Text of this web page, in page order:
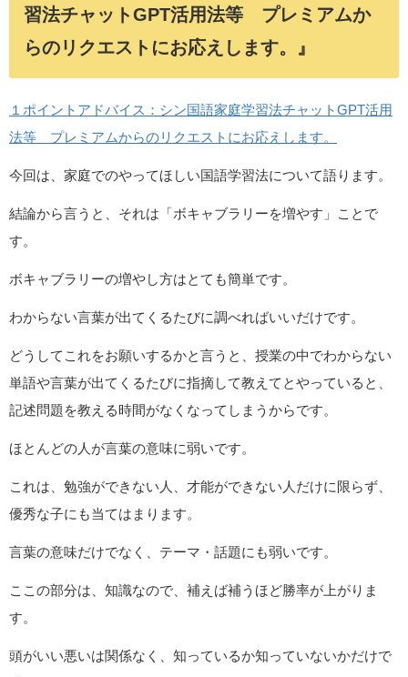
習法チャットGPT活用法等 プレミアムか
らのリクエストにお応えします。』
１ポイントアドバイス：シン国語家庭学習法チャットGPT活用
法等 プレミアムからのリクエストにお応えします。
今回は、家庭でのやってほしい国語学習法について語ります。
結論から言うと、それは「ボキャブラリーを増やす」ことで
す。
ボキャブラリーの増やし方はとても簡単です。
わからない言葉が出てくるたびに調べればいいだけです。
どうしてこれをお願いするかと言うと、授業の中でわからない
単語や言葉が出てくるたびに指摘して教えてとやっていると、
記述問題を教える時間がなくなってしまうからです。
ほとんどの人が言葉の意味に弱いです。
これは、勉強ができない人、才能ができない人だけに限らず、
優秀な子にも当てはまります。
言葉の意味だけでなく、テーマ・話題にも弱いです。
ここの部分は、知識なので、補えば補うほど勝率が上がりま
す。
頭がいい悪いは関係なく、知っているか知っていないかだけで